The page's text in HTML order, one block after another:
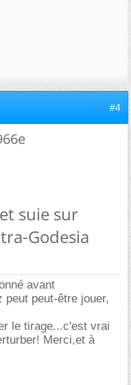
#4
suie sur
Godesia
avant
peut peut-être jouer,
le tirage...c'est vrai
Merci,et à